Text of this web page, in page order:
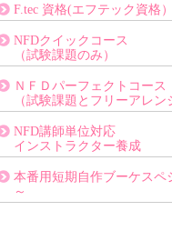
F.tec 資格(エフテック資格）
NFDクイックコース
（試験課題のみ）
ＮＦＤパーフェクトコース
（試験課題とフリーアレン
NFD講師単位対応
インストラクター養成
本番用短期自作ブーケスペ
～